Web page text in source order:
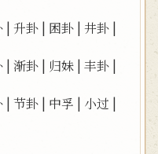
|升卦 | 困卦 |井卦 |
|渐卦 | 归妹 |丰卦 |
|节卦 | 中孚 | 小过 |